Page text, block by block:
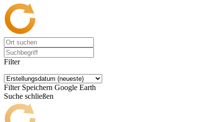
Filter
Filter Speichern Google Earth
Suche schließen